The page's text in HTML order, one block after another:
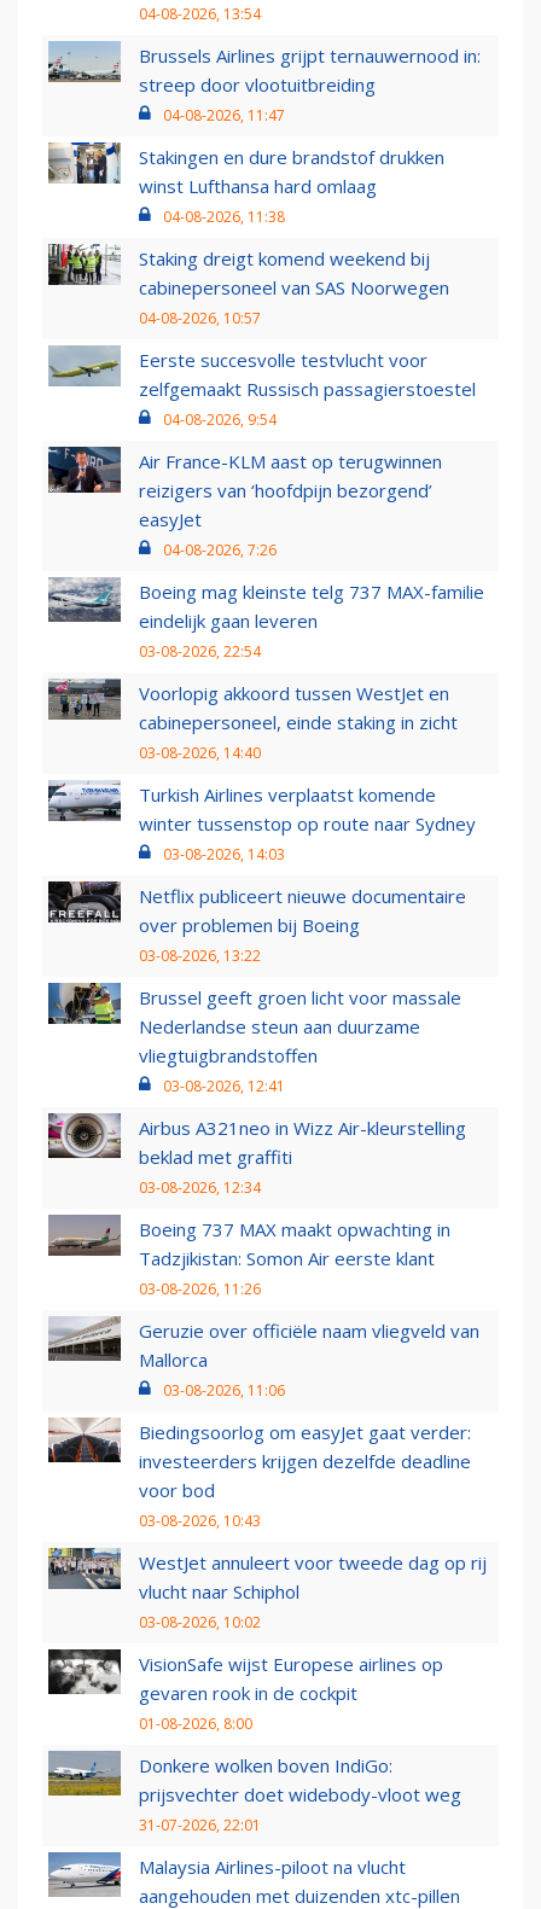
04-08-2026, 13:54
Brussels Airlines grijpt ternauwernood in:
streep door vlootuitbreiding
04-08-2026, 11:47
Stakingen en dure brandstof drukken
winst Lufthansa hard omlaag
04-08-2026, 11:38
Staking dreigt komend weekend bij
cabinepersoneel van SAS Noorwegen
04-08-2026, 10:57
Eerste succesvolle testvlucht voor
zelfgemaakt Russisch passagierstoestel
04-08-2026, 9:54
Air France-KLM aast op terugwinnen
reizigers van ‘hoofdpijn bezorgend’
easyJet
04-08-2026, 7:26
Boeing mag kleinste telg 737 MAX-familie
eindelijk gaan leveren
03-08-2026, 22:54
Voorlopig akkoord tussen WestJet en
cabinepersoneel, einde staking in zicht
03-08-2026, 14:40
Turkish Airlines verplaatst komende
winter tussenstop op route naar Sydney
03-08-2026, 14:03
Netflix publiceert nieuwe documentaire
over problemen bij Boeing
03-08-2026, 13:22
Brussel geeft groen licht voor massale
Nederlandse steun aan duurzame
vliegtuigbrandstoffen
03-08-2026, 12:41
Airbus A321neo in Wizz Air-kleurstelling
beklad met graffiti
03-08-2026, 12:34
Boeing 737 MAX maakt opwachting in
Tadzjikistan: Somon Air eerste klant
03-08-2026, 11:26
Geruzie over officiële naam vliegveld van
Mallorca
03-08-2026, 11:06
Biedingsoorlog om easyJet gaat verder:
investeerders krijgen dezelfde deadline
voor bod
03-08-2026, 10:43
WestJet annuleert voor tweede dag op rij
vlucht naar Schiphol
03-08-2026, 10:02
VisionSafe wijst Europese airlines op
gevaren rook in de cockpit
01-08-2026, 8:00
Donkere wolken boven IndiGo:
prijsvechter doet widebody-vloot weg
31-07-2026, 22:01
Malaysia Airlines-piloot na vlucht
aangehouden met duizenden xtc-pillen